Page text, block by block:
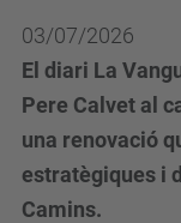
03/07/2026
El diari La
Pere Calvet al
una renovació
estratègiques i
Camins.